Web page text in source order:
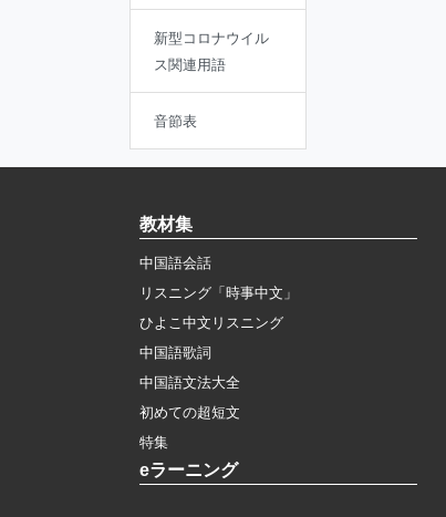
新型コロナウイル
ス関連用語
音節表
教材集
中国語会話
リスニング「時事中文」
ひよこ中文リスニング
中国語歌詞
中国語文法大全
初めての超短文
特集
eラーニング